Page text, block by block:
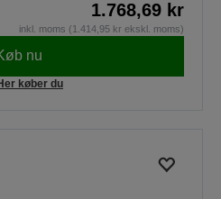
1.768,69 kr
inkl. moms (1.414,95 kr ekskl. moms)
nu
køber du